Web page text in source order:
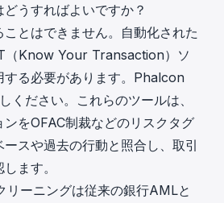
うすればよいですか？
とはできません。自動化された
（Know Your Transaction）ソ
する必要があります。Phalcon
ください。これらのツールは、
をOFAC制裁などのリスクタグ
スや過去の行動と照合し、取引
ます。
リーニングは従来の銀行AMLと